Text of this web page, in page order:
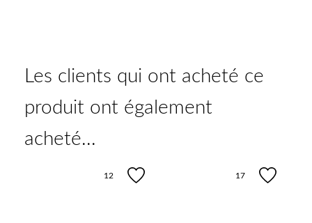
Les clients qui ont acheté ce
produit ont également
acheté...
12 17